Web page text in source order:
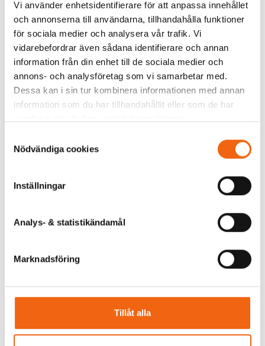
Vi använder enhetsidentifierare för att anpassa innehållet
och annonserna till användarna, tillhandahålla funktioner
för sociala medier och analysera vår trafik. Vi
vidarebefordrar även sådana identifierare och annan
information från din enhet till de sociala medier och
annons- och analysföretag som vi samarbetar med.
Dessa kan i sin tur kombinera informationen med annan
information som du har tillhandahållit eller som de har
Nödvändiga cookies
Inställningar
Analys- & statistikändamål
Marknadsföring
Tillåt alla
övre gångjärnen. För att erhålla en god funktion samt rätt
justeringsmöjligheter så skall förankringen göras i fast
väggmaterial, och i samband med montaget. Slutfixeringen
förhindrar rörelser i karmens yttre del och förebygger
framtida justeringsbehov.
Fönsterdörren finns även med extra lågt U-värde.
Lagerstorlekar för snabbare leverans.
12x21 Vänster
15x21 Vänster
20x21 Vänster